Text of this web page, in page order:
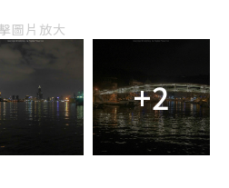
圖片放大
+2